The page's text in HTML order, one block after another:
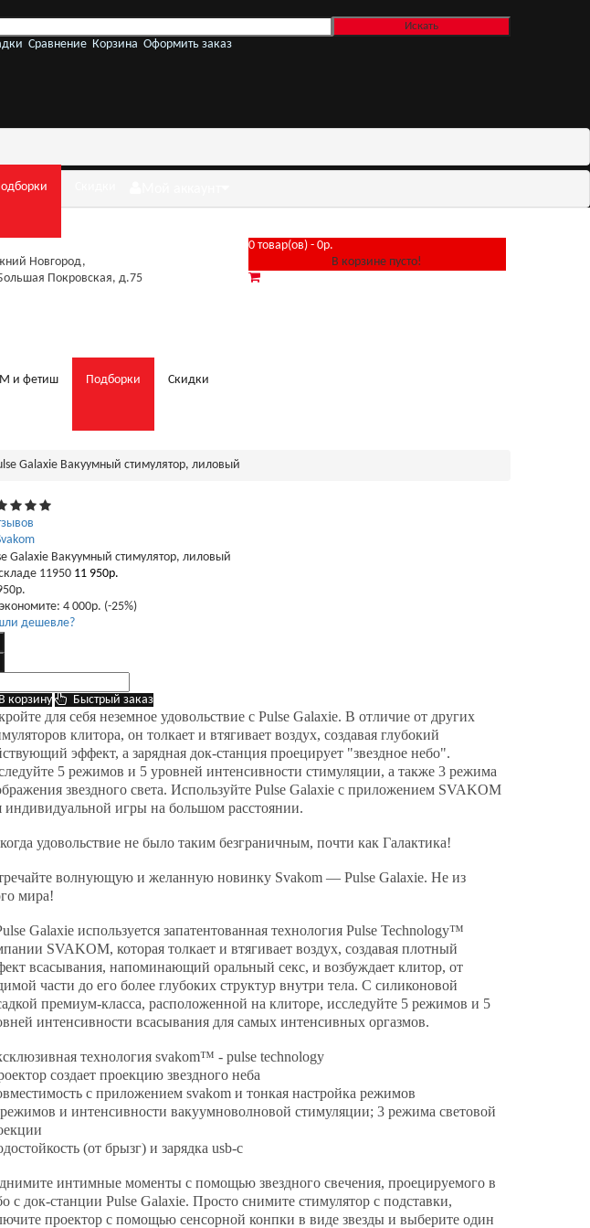
Сравнение Корзина Оформить заказ
Новгород,
Покровская, д.75
0 товар(ов) - 0р.
В корзине пусто!
и фетиш Подборки Скидки
Galaxie Вакуумный стимулятор, лиловый
Galaxie Вакуумный стимулятор, лиловый
11950 11 950р.
4 000р. (-25%)
дешевле?
В корзину Быстрый заказ
для себя неземное удовольствие с Pulse Galaxie. В отличие от других
клитора, он толкает и втягивает воздух, создавая глубокий
эффект, а зарядная док-станция проецирует "звездное небо".
5 режимов и 5 уровней интенсивности стимуляции, а также 3 режима
звездного света. Используйте Pulse Galaxie с приложением SVAKOM
индивидуальной игры на большом расстоянии.
удовольствие не было таким безграничным, почти как Галактика!
волнующую и желанную новинку Svakom — Pulse Galaxie. Не из
мира!
Galaxie используется запатентованная технология Pulse Technology™
SVAKOM, которая толкает и втягивает воздух, создавая плотный
всасывания, напоминающий оральный секс, и возбуждает клитор, от
части до его более глубоких структур внутри тела. С силиконовой
премиум-класса, расположенной на клиторе, исследуйте 5 режимов и 5
интенсивности всасывания для самых интенсивных оргазмов.
технология svakom™ - pulse technology
создает проекцию звездного неба
с приложением svakom и тонкая настройка режимов
и интенсивности вакуумноволновой стимуляции; 3 режима световой
(от брызг) и зарядка usb-c
интимные моменты с помощью звездного свечения, проецируемого в
с док-станции Pulse Galaxie. Просто снимите стимулятор с подставки,
проектор с помощью сенсорной конпки в виде звезды и выберите один